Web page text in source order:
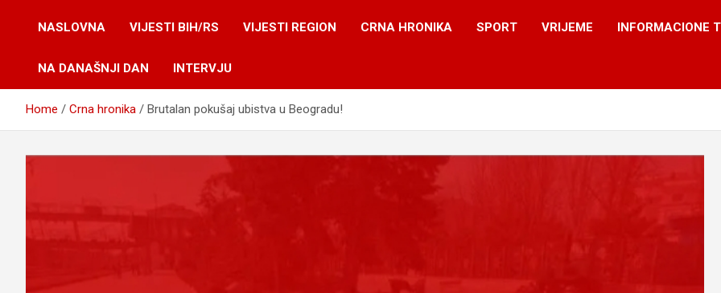
NASLOVNA VIJESTI BIH/RS VIJESTI REGION CRNA HRONIKA SPORT VRIJEME INFORMACIONE
NA DANAŠNJI DAN INTERVJU
Home Crna hronika Brutalan pokušaj ubistva u Beogradu!